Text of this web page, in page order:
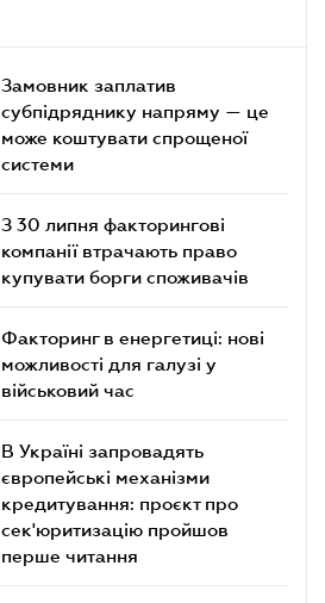
Замовник заплатив
субпідряднику напряму — це
може коштувати спрощеної
системи
З 30 липня факторингові
компанії втрачають право
купувати борги споживачів
Факторинг в енергетиці: нові
можливості для галузі у
військовий час
В Україні запровадять
європейські механізми
кредитування: проєкт про
сек'юритизацію пройшов
перше читання